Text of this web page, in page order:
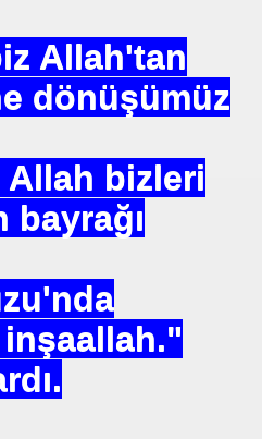
Allah'tan
dönüşümüz
Allah bizleri
bayrağı